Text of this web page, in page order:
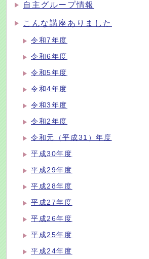
自主グループ情報
こんな講座ありました
令和7年度
令和6年度
令和5年度
令和4年度
令和3年度
令和2年度
令和元（平成31）年度
平成30年度
平成29年度
平成28年度
平成27年度
平成26年度
平成25年度
平成24年度